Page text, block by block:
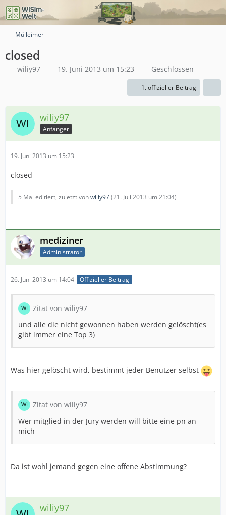
Mülleimer
closed
wiliy97 19. Juni 2013 um 15:23 Geschlossen
1. offizieller Beitrag
wiliy97
Anfänger
19. Juni 2013 um 15:23
closed
5 Mal editiert, zuletzt vonwiliy97(21. Juli 2013 um 21:04)
mediziner
Administrator
26. Juni 2013 um 14:04 Offizieller Beitrag
Zitat von wiliy97
und alle die nicht gewonnen haben werden gelöscht(es
gibt immer eine Top 3)
Was hier gelöscht wird, bestimmt jeder Benutzer selbst
Zitat von wiliy97
Wer mitglied in der Jury werden will bitte eine pn an
mich
Da ist wohl jemand gegen eine offene Abstimmung?
wiliy97